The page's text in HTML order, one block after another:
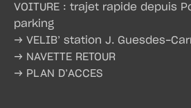
VOITURE : trajet rapide depuis
parking
→ VELIB’ station J. Guesdes-
→ NAVETTE RETOUR
→ PLAN D’ACCES